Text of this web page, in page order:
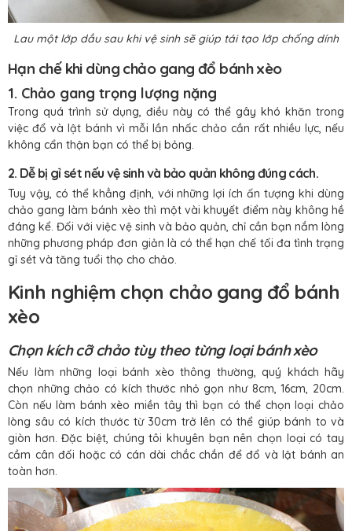
Lau một lớp dầu sau khi vệ sinh sẽ giúp tái tạo lớp chống dính
Hạn chế khi dùng chảo gang đổ bánh xèo
1. Chảo gang trọng lượng nặng
Trong quá trình sử dụng, điều này có thể gây khó khăn trong
việc đổ và lật bánh vì mỗi lần nhấc chảo cần rất nhiều lực, nếu
không cẩn thận bạn có thể bị bỏng.
2. Dễ bị gỉ sét nếu vệ sinh và bảo quản không đúng cách.
Tuy vậy, có thể khẳng định, với những lợi ích ấn tượng khi dùng
chảo gang làm bánh xèo thì một vài khuyết điểm này không hề
đáng kể. Đối với việc vệ sinh và bảo quản, chỉ cần bạn nắm lòng
những phương pháp đơn giản là có thể hạn chế tối đa tình trạng
gỉ sét và tăng tuổi thọ cho chảo.
Kinh nghiệm chọn chảo gang đổ bánh
xèo
Chọn kích cỡ chảo tùy theo từng loại bánh xèo
Nếu làm những loại bánh xèo thông thường, quý khách hãy
chọn những chảo có kích thước nhỏ gọn như 8cm, 16cm, 20cm.
Còn nếu làm bánh xèo miền tây thì bạn có thể chọn loại chảo
lòng sâu có kích thước từ 30cm trở lên có thể giúp bánh to và
giòn hơn. Đặc biệt, chúng tôi khuyên bạn nên chọn loại có tay
cầm cân đối hoặc có cán dài chắc chắn để đổ và lật bánh an
toàn hơn.